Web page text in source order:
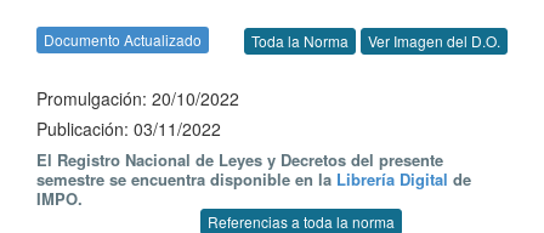
Documento Actualizado Toda la Norma Ver Imagen del D.O.
Promulgación: 20/10/2022
Publicación: 03/11/2022
El Registro Nacional de Leyes y Decretos del presente
semestre se encuentra disponible en la Librería Digital de
IMPO.
Referencias a toda la norma